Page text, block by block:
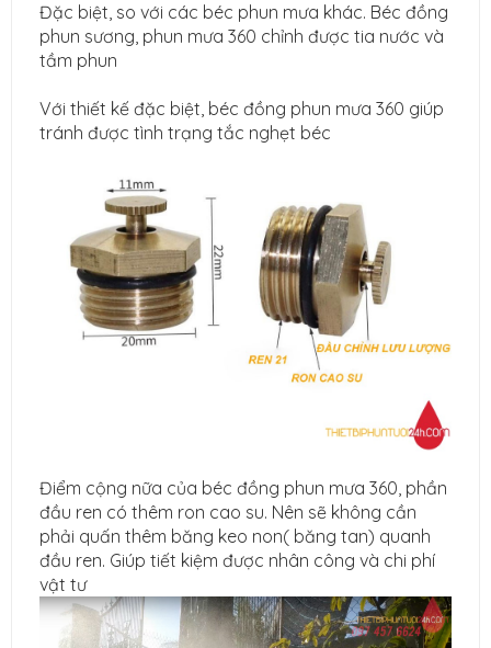
Đặc biệt, so với các béc phun mưa khác. Béc đồng
phun sương, phun mưa 360 chỉnh được tia nước và
tầm phun
Với thiết kế đặc biệt, béc đồng phun mưa 360 giúp
tránh được tình trạng tắc nghẹt béc
Điểm cộng nữa của béc đồng phun mưa 360, phần
đầu ren có thêm ron cao su. Nên sẽ không cần
phải quấn thêm băng keo non( băng tan) quanh
đầu ren. Giúp tiết kiệm được nhân công và chi phí
vật tư